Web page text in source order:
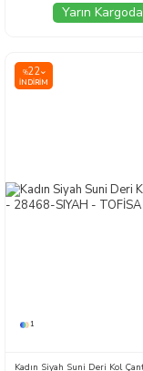
Yarın Kargoda
%22
İNDIRIM
1